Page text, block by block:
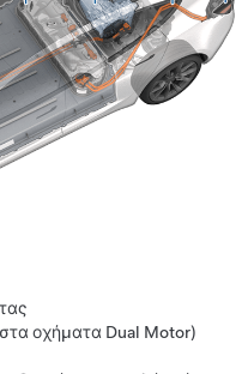
οχήματα Dual Motor)